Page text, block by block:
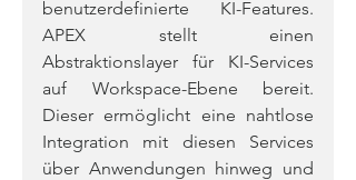
benutzerdefinierte KI-Features.
APEX stellt einen
Abstraktionslayer für KI-Services
auf Workspace-Ebene bereit.
Dieser ermöglicht eine nahtlose
Integration mit diesen Services
über Anwendungen hinweg und